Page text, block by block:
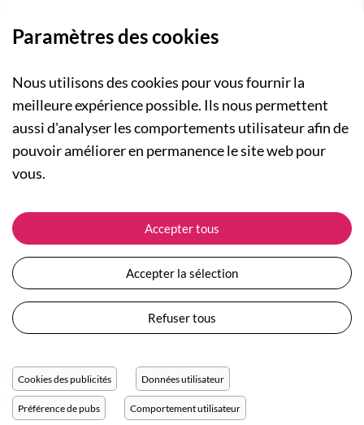
A PROPOS
Qui sommes-nous ?
Actualités
Nos engagements
Plan du site
Devenir revendeur
NOS RUBRIQUES
Collection Femme
Collection Enfants
Les Totebags
Nos différents thèmes
ASSISTANCE
Suivre ma commande
Expédition et livraison
Retour et remboursement
Moyens de paiement
Questions / Réponses
Conditions générales de vente
Protection des données personnelles
Réglage des cookies
Paramètres des cookies
Nous utilisons des cookies pour vous fournir la
meilleure expérience possible. Ils nous permettent
aussi d'analyser les comportements utilisateur afin de
pouvoir améliorer en permanence le site web pour
vous.
Accepter tous
Accepter la sélection
Refuser tous
Cookies des publicités Données utilisateur
Préférence de pubs Comportement utilisateur